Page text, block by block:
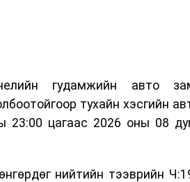
гудамжийн авто
тухайн хэсгийн
23:00 цагаас 2026 оны 08
нийтийн тээврийн